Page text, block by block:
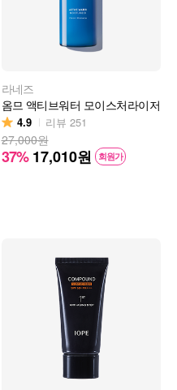
라네즈
옴므 액티브워터 모이스처라이저
4.9 리뷰 251
27,000원
37% 17,010원 회원가